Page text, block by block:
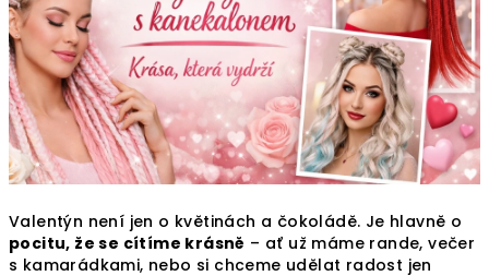
Valentýn není jen o květinách a čokoládě. Je hlavně o
pocitu, že se cítíme krásně – ať už máme rande, večer
s kamarádkami, nebo si chceme udělat radost jen